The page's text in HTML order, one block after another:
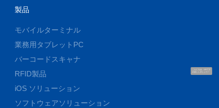
こんにちは、UUです
お話ししましょう！
製品
モバイルターミナル
業務用タブレットPC
バーコードスキャナ
RFID製品
iOS ソリューション
ソフトウェアソリューション